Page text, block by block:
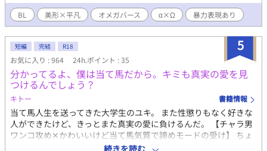
BL 美形×平凡 オメガバース α×Ω 暴力表現あり
5
短編 完結 R18
お気に入り : 964 24h.ポイント : 35
分かってるよ、僕は当て馬だから。キミも真実の愛を見
つけるんでしょう？
キトー 書籍情報
当て馬人生を送ってきた大学生のユキ。 また性懲りもなく好きな
人ができたけど、きっとまた真実の愛に負けるんだ。 【チャラ男
ワンコ攻め✕かわいいけど当て馬気質で諦めモードの受け】 ちょ
っとBL漫画の世界のような大学生同士の話です。 ※予告なく性的
続きを読む